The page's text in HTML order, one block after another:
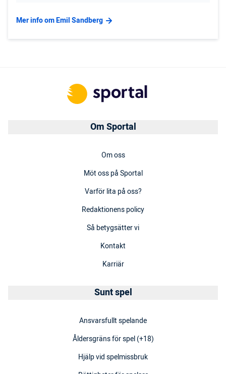
Mer info om Emil Sandberg
Om Sportal
Om oss
Möt oss på Sportal
Varför lita på oss?
Redaktionens policy
Så betygsätter vi
Kontakt
Karriär
Sunt spel
Ansvarsfullt spelande
Åldersgräns för spel (+18)
Hjälp vid spelmissbruk